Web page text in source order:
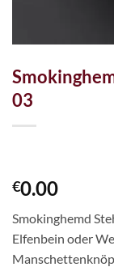
03
€0.00
Smokinghemd
Elfenbein oder